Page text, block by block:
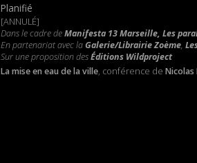
Planifié
[ANNULÉ]
Dans le cadre deManifesta 13 Marseille, Les
En partenariat avec laGalerie/Librairie Zoème,
Sur une proposition desÉditions Wildproject
La mise en eau de la ville, conférence de Nicolas